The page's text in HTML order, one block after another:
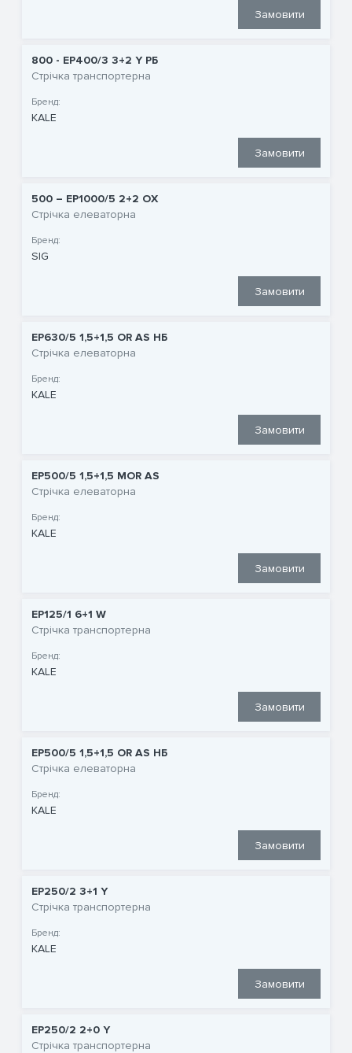
Замовити
800 - EP400/3 3+2 Y РБ
Стрічка транспортерна
Бренд:
KALE
Замовити
500 – EP1000/5 2+2 OX
Стрічка елеваторна
Бренд:
SIG
Замовити
EP630/5 1,5+1,5 OR AS НБ
Стрічка елеваторна
Бренд:
KALE
Замовити
EP500/5 1,5+1,5 MOR AS
Стрічка елеваторна
Бренд:
KALE
Замовити
EP125/1 6+1 W
Стрічка транспортерна
Бренд:
KALE
Замовити
EP500/5 1,5+1,5 OR AS НБ
Стрічка елеваторна
Бренд:
KALE
Замовити
EP250/2 3+1 Y
Стрічка транспортерна
Бренд:
KALE
Замовити
EP250/2 2+0 Y
Стрічка транспортерна